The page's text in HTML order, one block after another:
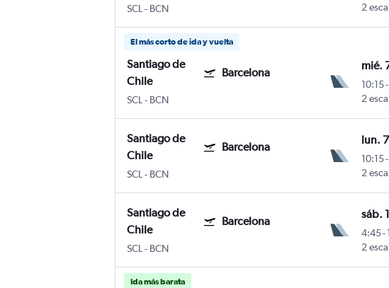
SCL - BCN
2
El más corto de ida y vuelta
Santiago de
Chile
Barcelona
SCL - BCN
mié.
10:15-
2
Santiago de
Chile
Barcelona
SCL - BCN
lun.
10:15-
2
Santiago de
Chile
Barcelona
SCL - BCN
sáb.
4:45-
2
Ida más barata